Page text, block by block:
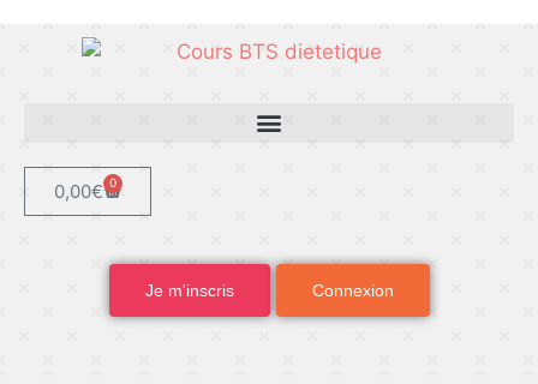
0,00€ 0
Je m'inscris Connexion